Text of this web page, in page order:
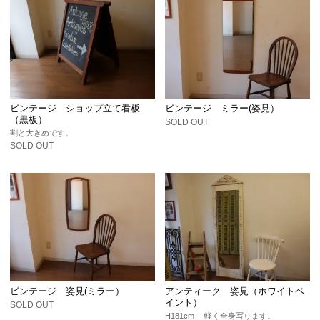
ビンテージ ショップ立て看板
（黒板）
割と大きめです。
SOLD OUT
ビンテージ ミラー(姿見）
SOLD OUT
ビンテージ 姿見(ミラー）
SOLD OUT
アンティーク 姿見（ホワイトペ
イント）
H181cm、 軽く全身写ります。